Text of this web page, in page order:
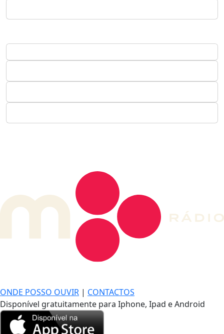
ONDE POSSO OUVIR | CONTACTOS
Disponível gratuitamente para Iphone, Ipad e Android